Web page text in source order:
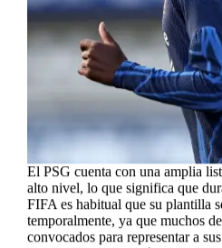
El PSG cuenta con una amplia
alto nivel, lo que significa que
FIFA es habitual que su plantilla
temporalmente, ya que muchos
convocados para representar a